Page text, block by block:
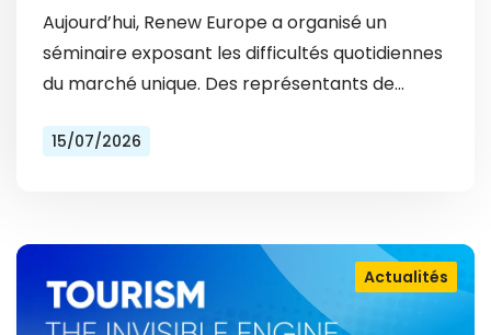
Aujourd’hui, Renew Europe a organisé un
séminaire exposant les difficultés quotidiennes
du marché unique. Des représentants de
auxquels ils font face tous les…
15/07/2026
Actualités